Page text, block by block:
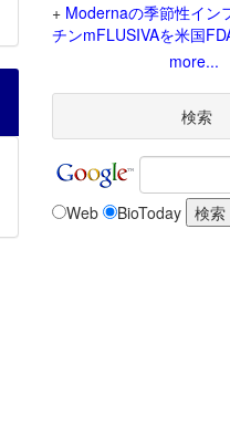
+ Modernaの季節性イン
チンmFLUSIVAを米国
more...
検索
Web BioToday